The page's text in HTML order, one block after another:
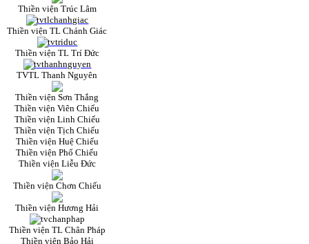
Thiền viện Trúc Lâm
Thiền viện TL Chánh Giác
Thiền viện TL Trí Đức
TVTL Thanh Nguyên
Thiền viện Sơn Thắng
Thiền viện Viên Chiếu
Thiền viện Linh Chiếu
Thiền viện Tịch Chiếu
Thiền viện Huệ Chiếu
Thiền viện Phổ Chiếu
Thiền viện Liễu Đức
Thiền viện Chơn Chiếu
Thiền viện Hương Hải
Thiền viện TL Chân Pháp
Thiền viện Bảo Hải